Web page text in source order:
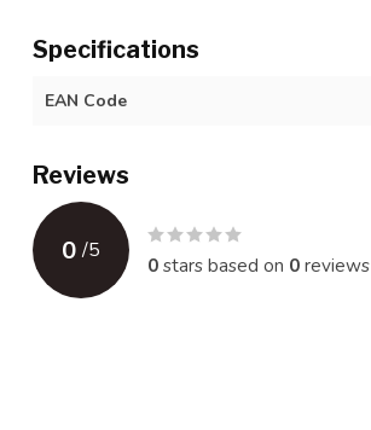
Specifications
EAN Code
Reviews
0 /5
0stars based on 0reviews